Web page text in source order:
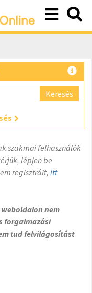
Keresés
szakmai felhasználók
lépjen be
regisztrált, itt
nem
forgalmazási
tud felvilágosítást